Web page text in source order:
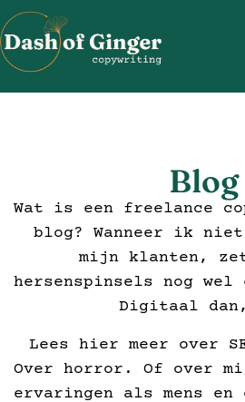
Blog
Wat is een freelance
blog? Wanneer ik
mijn klanten,
hersenspinsels nog wel
Digitaal
Lees hier meer over
Over horror. Of over
ervaringen als mens en